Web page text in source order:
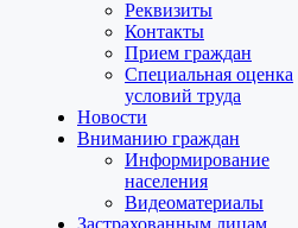
Реквизиты
Контакты
Прием граждан
Специальная оценка
условий труда
Новости
Вниманию граждан
Информирование
населения
Видеоматериалы
Застрахованным лицам